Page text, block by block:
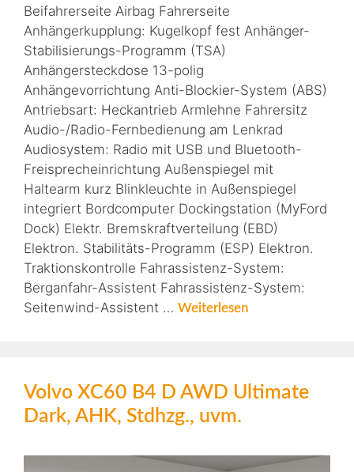
Beifahrerseite Airbag Fahrerseite
Anhängerkupplung: Kugelkopf fest Anhänger-
Stabilisierungs-Programm (TSA)
Anhängersteckdose 13-polig
Anhängevorrichtung Anti-Blockier-System (ABS)
Antriebsart: Heckantrieb Armlehne Fahrersitz
Audio-/Radio-Fernbedienung am Lenkrad
Audiosystem: Radio mit USB und Bluetooth-
Freisprecheinrichtung Außenspiegel mit
Haltearm kurz Blinkleuchte in Außenspiegel
integriert Bordcomputer Dockingstation (MyFord
Dock) Elektr. Bremskraftverteilung (EBD)
Elektron. Stabilitäts-Programm (ESP) Elektron.
Traktionskontrolle Fahrassistenz-System:
Berganfahr-Assistent Fahrassistenz-System:
Seitenwind-Assistent … Weiterlesen
Volvo XC60 B4 D AWD Ultimate
Dark, AHK, Stdhzg., uvm.